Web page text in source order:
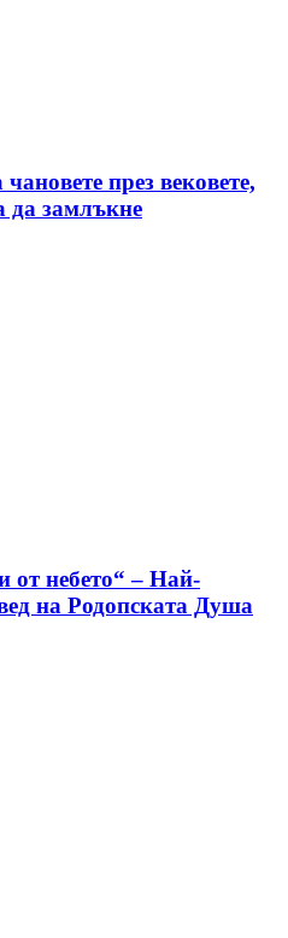
през вековете,
да замлъкне
от небето“ – Най-
на Родопската Душа